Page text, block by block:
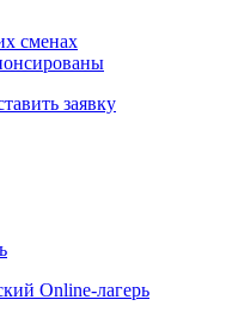
сменах
заявку
Online-лагерь